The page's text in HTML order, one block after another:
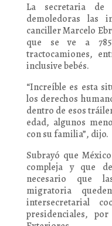
La secretaria de
demoledoras las
canciller Marcelo
que se ve a 785
tractocamiones,
inclusive bebés.
“Increíble es esta
los derechos
dentro de esos
edad, algunos
con su familia”, dijo.
Subrayó que
compleja y que
necesario que
migratoria
intersecretarial
presidenciales,